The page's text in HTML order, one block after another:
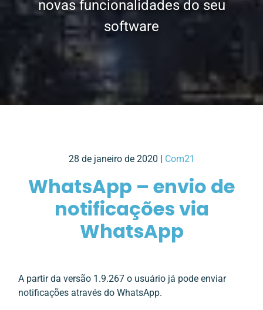
novas funcionalidades do seu
software
28 de janeiro de 2020 | Com21
WhatsApp – envio de
notificações via
WhatsApp
A partir da versão 1.9.267 o usuário já pode enviar
notificações através do WhatsApp.